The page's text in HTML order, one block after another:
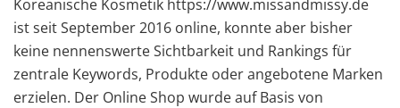
Koreanische Kosmetik https://www.missandmissy.de
ist seit September 2016 online, konnte aber bisher
keine nennenswerte Sichtbarkeit und Rankings für
zentrale Keywords, Produkte oder angebotene Marken
erzielen. Der Online Shop wurde auf Basis von